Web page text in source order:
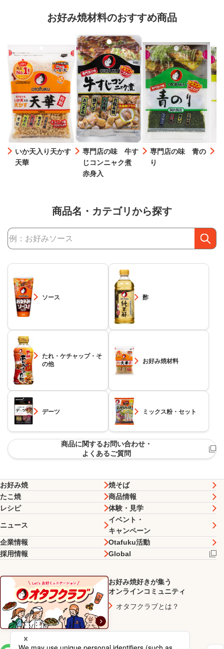
お好み焼材料のおすすめ商品
いか天入り天かす
天華
専門店の味 牛す
じコンニャク煮
赤身入
専門店の味 青の
り
商品名・カテゴリから探す
ソース 酢
たれ・ケチャップ・そ
の他
お好み焼材料
デーツ ミックス粉・セット
商品に関するお問い合わせ・
よくあるご質問
お好み焼
焼そば
たこ焼
商品情報
レシピ
体験・見学
ニュース
イベント・
キャンペーン
企業情報
Otafuku活動
採用情報
Global
お好み焼好きが集う
オンラインコミュニティ
オタフクラブとは？